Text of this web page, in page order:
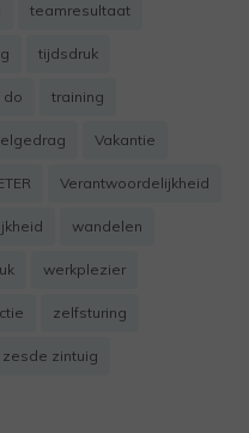
teamresultaat
tijdsdruk
do training
Vakantie
Verantwoordelijkheid
wandelen
werkplezier
zelfsturing
zesde zintuig